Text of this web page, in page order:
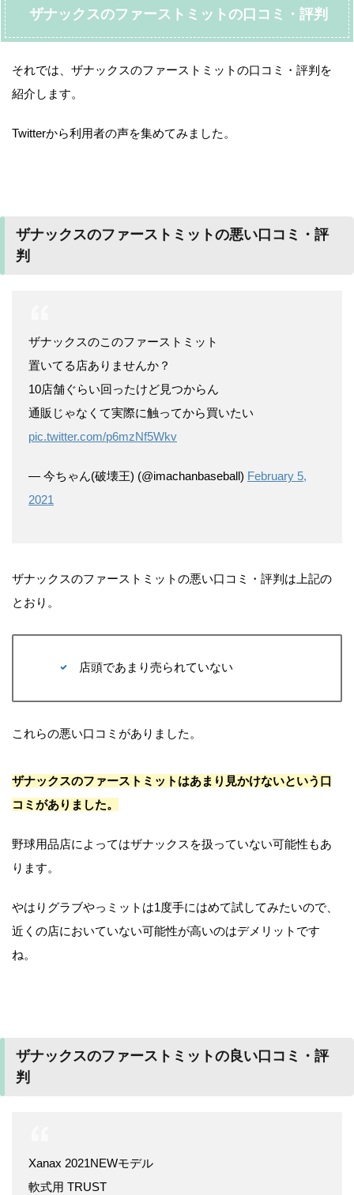
ザナックスのファーストミットの口コミ・評判
それでは、ザナックスのファーストミットの口コミ・評判を
紹介します。
Twitterから利用者の声を集めてみました。
ザナックスのファーストミットの悪い口コミ・評
判
ザナックスのこのファーストミット
置いてる店ありませんか？
10店舗ぐらい回ったけど見つからん
通販じゃなくて実際に触ってから買いたい
pic.twitter.com/p6mzNf5Wkv
— 今ちゃん(破壊王) (@imachanbaseball) February 5,
2021
ザナックスのファーストミットの悪い口コミ・評判は上記の
とおり。
店頭であまり売られていない
これらの悪い口コミがありました。
ザナックスのファーストミットはあまり見かけないという口
コミがありました。
野球用品店によってはザナックスを扱っていない可能性もあ
ります。
やはりグラブやっミットは1度手にはめて試してみたいので、
近くの店においていない可能性が高いのはデメリットです
ね。
ザナックスのファーストミットの良い口コミ・評
判
Xanax 2021NEWモデル
軟式用 TRUST